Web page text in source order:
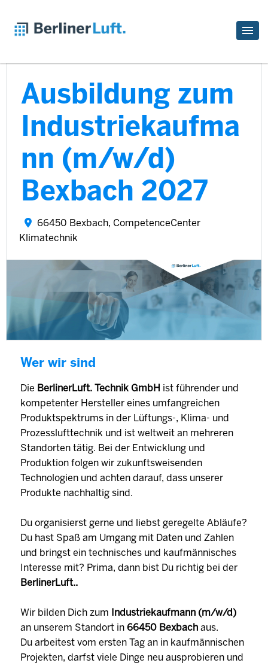
Ausbildung zum
Industriekaufma
nn (m/w/d)
Bexbach 2027
66450 Bexbach, CompetenceCenter
Klimatechnik
Wer wir sind
Die BerlinerLuft. Technik GmbH ist führender und
kompetenter Hersteller eines umfangreichen
Produktspektrums in der Lüftungs-, Klima- und
Prozesslufttechnik und ist weltweit an mehreren
Standorten tätig. Bei der Entwicklung und
Produktion folgen wir zukunftsweisenden
Technologien und achten darauf, dass unserer
Produkte nachhaltig sind.
Du organisierst gerne und liebst geregelte Abläufe?
Du hast Spaß am Umgang mit Daten und Zahlen
und bringst ein technisches und kaufmännisches
Interesse mit? Prima, dann bist Du richtig bei der
BerlinerLuft..
Wir bilden Dich zum Industriekaufmann (m/w/d)
an unserem Standort in 66450 Bexbach aus.
Du arbeitest vom ersten Tag an in kaufmännischen
Projekten, darfst viele Dinge neu ausprobieren und